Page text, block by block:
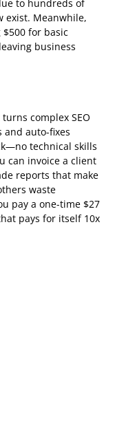
to hundreds of
exist. Meanwhile,
for basic
business
complex SEO
and auto-fixes
technical skills
can invoice a client
reports that make
waste
pay a one-time $27
pays for itself 10x